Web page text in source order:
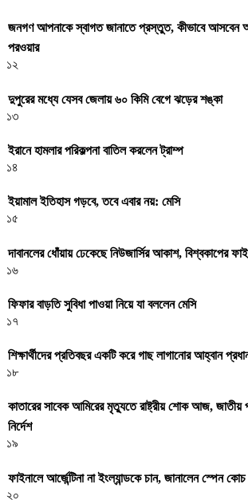
জনগণ আপনাকে স্বাগত জানাতে প্রস্তুত, কীভাবে আসবেন
পরওয়ার
১২
দুপুরের মধ্যে যেসব জেলায় ৬০ কিমি বেগে ঝড়ের শঙ্কা
১৩
ইরানে হামলার পরিকল্পনা বাতিল করলেন ট্রাম্প
১৪
ইয়ামাল ইতিহাস গড়বে, তবে এবার নয়: মেসি
১৫
দাবানলের ধোঁয়ায় ঢেকেছে নিউজার্সির আকাশ, বিশ্বকাপের
১৬
ফিফার বাড়তি সুবিধা পাওয়া নিয়ে যা বললেন মেসি
১৭
শিক্ষার্থীদের প্রতিবছর একটি করে গাছ লাগানোর আহ্বান
১৮
কাতারের সাবেক আমিরের মৃত্যুতে রাষ্ট্রীয় শোক আজ, জাতীয়
নির্দেশ
১৯
ফাইনালে আর্জেন্টিনা না ইংল্যান্ডকে চান, জানালেন স্পেন কোচ
২০